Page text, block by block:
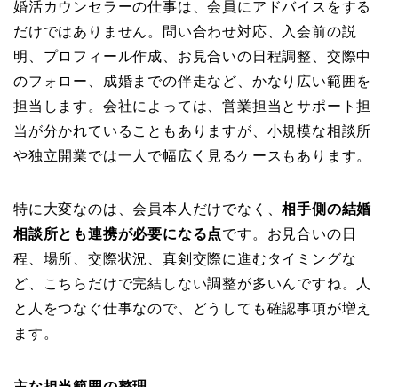
婚活カウンセラーの仕事は、会員にアドバイスをする
だけではありません。問い合わせ対応、入会前の説
明、プロフィール作成、お見合いの日程調整、交際中
のフォロー、成婚までの伴走など、かなり広い範囲を
担当します。会社によっては、営業担当とサポート担
当が分かれていることもありますが、小規模な相談所
や独立開業では一人で幅広く見るケースもあります。
特に大変なのは、会員本人だけでなく、相手側の結婚
相談所とも連携が必要になる点です。お見合いの日
程、場所、交際状況、真剣交際に進むタイミングな
ど、こちらだけで完結しない調整が多いんですね。人
と人をつなぐ仕事なので、どうしても確認事項が増え
ます。